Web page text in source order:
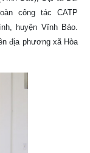
công tác CATP
huyện Vĩnh Bảo.
địa phương xã Hòa